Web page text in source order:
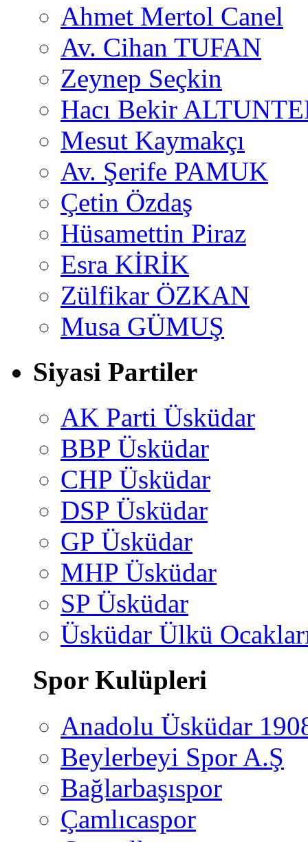
Ahmet Mertol Canel
Av. Cihan TUFAN
Zeynep Seçkin
Hacı Bekir
Mesut Kaymakçı
Av. Şerife PAMUK
Çetin Özdaş
Hüsamettin Piraz
Esra KİRİK
Zülfikar ÖZKAN
Musa GÜMUŞ
Siyasi Partiler
AK Parti Üsküdar
BBP Üsküdar
CHP Üsküdar
DSP Üsküdar
GP Üsküdar
MHP Üsküdar
SP Üsküdar
Üsküdar Ülkü
Spor Kulüpleri
Anadolu Üsküdar
Beylerbeyi Spor A.Ş
Bağlarbaşıspor
Çamlıcaspor